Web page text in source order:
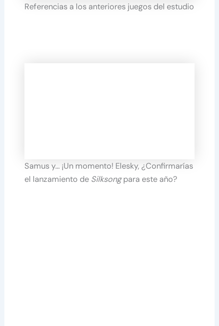
Referencias a los anteriores juegos del estudio
Samus y… ¡Un momento! Elesky, ¿Confirmarías
el lanzamiento de Silksongpara este año?